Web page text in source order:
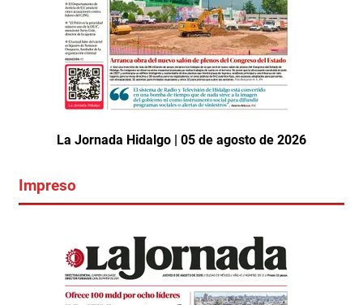
La Jornada Hidalgo | 05 de agosto de 2026
Impreso